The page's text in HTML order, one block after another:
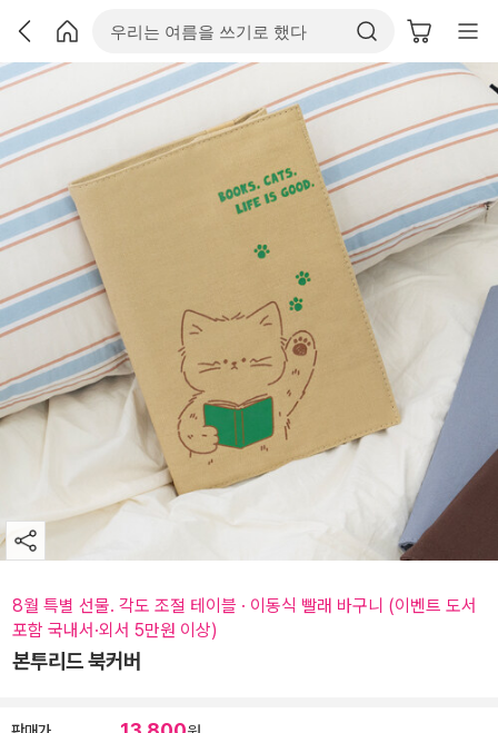
8월 특별 선물. 각도 조절 테이블 · 이동식 빨래 바구니 (이벤트 도서
포함 국내서·외서 5만원 이상)
본투리드 북커버